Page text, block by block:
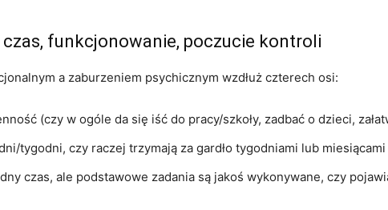
funkcjonowanie, poczucie kontroli
a zaburzeniem psychicznym wzdłuż czterech osi:
(czy w ogóle da się iść do pracy/szkoły, zadbać o dzieci,
tygodni, czy raczej trzymają za gardło tygodniami lub
czas, ale podstawowe zadania są jakoś wykonywane, czy